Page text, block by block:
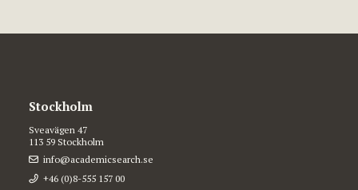
Stockholm
Sveavägen 47
113 59 Stockholm
info@academicsearch.se
+46 (0)8-555 157 00